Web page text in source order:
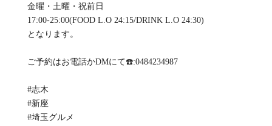
金曜・土曜・祝前日
17:00-25:00(FOOD L.O 24:15/DRINK L.O 24:30)
となります。
ご予約はお電話かDMにて☎️:0484234987
#志木
#新座
#埼玉グルメ